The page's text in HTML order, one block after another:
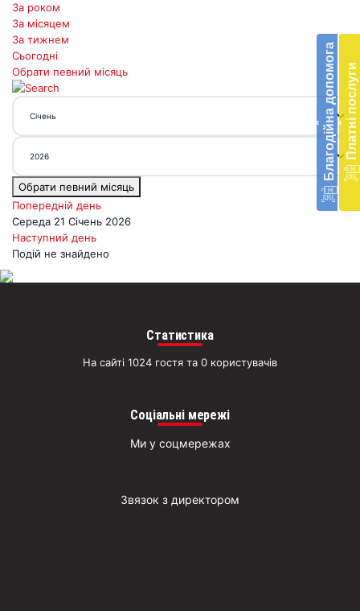
‹ Благодійна допомогав
‹ Платні послуги
За роком
За місяцем
За тижнем
Сьогодні
Обрати певний місяць
Обрати певний місяць
Попередній день
Середа 21 Січень 2026
Наступний день
Подій не знайдено
Статистика
На сайті 1024 гостя та 0 користувачів
Соціальні мережі
Ми у соцмережах
Звязок з директором